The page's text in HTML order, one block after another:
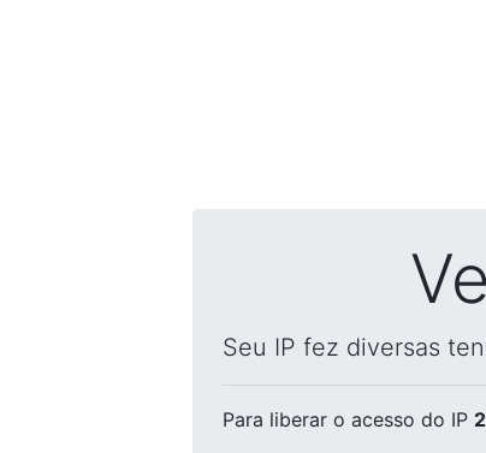
Seu IP fez diversas
Para liberar o acesso do IP